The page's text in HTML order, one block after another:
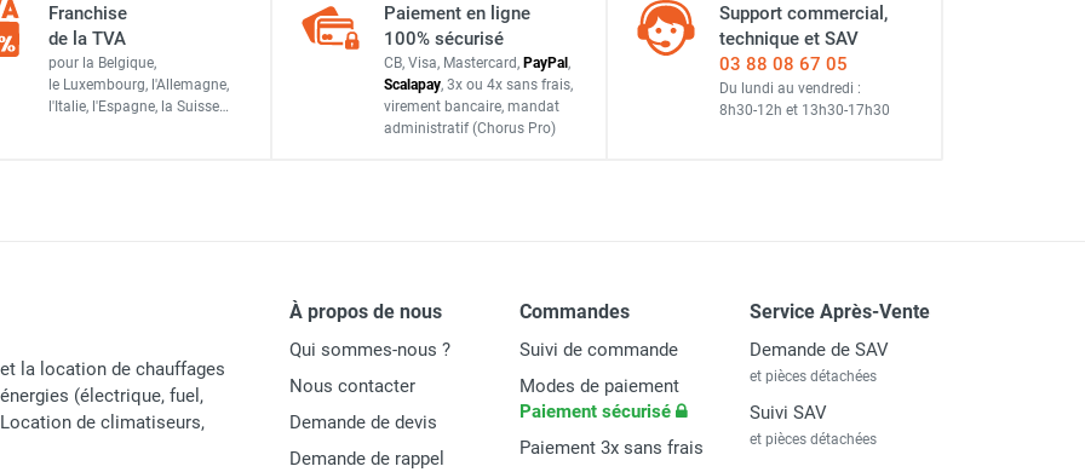
4,92 m³/h
3,81 m³/h
205 kg
230 V - 50 Hz
Allumage et contrôle d'ionisation par boîtier IC
120 LL - SCHWANK
Franchise
de la TVA
pour la Belgique,
le Luxembourg, l'Allemagne,
l'Italie, l'Espagne, la Suisse…
Paiement en ligne
100% sécurisé
CB, Visa, Mastercard, PayPal ,
Scalapay, 3x ou 4x sans frais,
virement bancaire, mandat
administratif (Chorus Pro)
Support commercial,
technique et SAV
03 88 08 67 05
Du lundi au vendredi :
8h30-12h et 13h30-17h30
la location de chauffages
(électrique, fuel,
de climatiseurs,
À propos de nous
Qui sommes-nous ?
Nous contacter
Demande de devis
Demande de rappel
Commandes
Suivi de commande
Modes de paiement
Paiement sécurisé
Paiement 3x sans frais
Service Après-Vente
Demande de SAV
et pièces détachées
Suivi SAV
et pièces détachées